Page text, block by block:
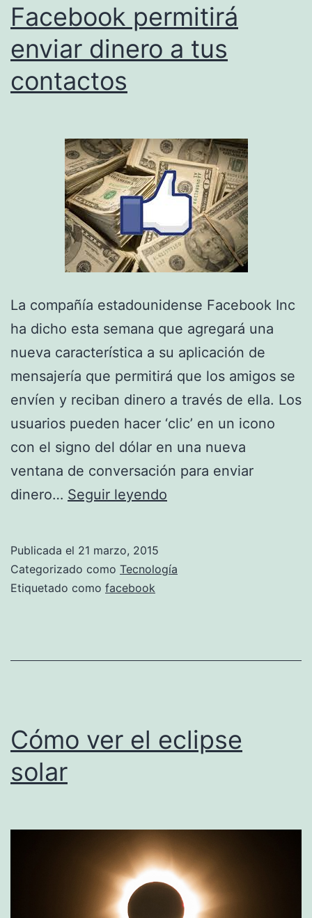
Facebook permitirá
enviar dinero a tus
contactos
La compañía estadounidense Facebook Inc
ha dicho esta semana que agregará una
nueva característica a su aplicación de
mensajería que permitirá que los amigos se
envíen y reciban dinero a través de ella. Los
usuarios pueden hacer ‘clic’ en un icono
con el signo del dólar en una nueva
ventana de conversación para enviar
dinero… Seguir leyendo
dinero
Publicada el 21 marzo, 2015
Categorizado como Tecnología
Etiquetado como facebook
Cómo ver el eclipse
solar